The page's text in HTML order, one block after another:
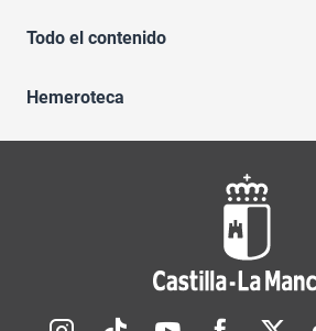
Todo el contenido
Hemeroteca